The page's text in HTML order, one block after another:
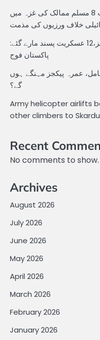
پاکستان، سعودی عرب سمیت 8 مسلم ممالک کی غزہ میں
خلاف ورزیوں کی مذمت
بلوچستان میں انٹیلی جنس آپریشنز،12 عسکریت پسند مارے گئے:
پاکستان فوج
عمرہ پیکجز مہنگے ہوں
گے؟
Army helicopter airlifts
other climbers to Skardu
Recent
No comments to show.
Archives
August 2026
July 2026
June 2026
May 2026
April 2026
March 2026
February 2026
January 2026